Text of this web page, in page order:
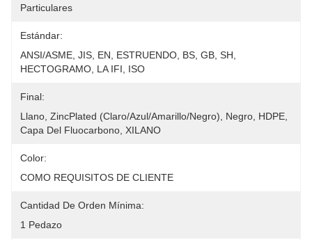
Particulares
Estándar:
ANSI/ASME, JIS, EN, ESTRUENDO, BS, GB, SH,
HECTOGRAMO, LA IFI, ISO
Final:
Llano, ZincPlated (claro/azul/amarillo/negro), Negro, HDPE,
Capa Del Fluocarbono, XILANO
Color:
COMO REQUISITOS DE CLIENTE
Cantidad De Orden Mínima:
1 Pedazo